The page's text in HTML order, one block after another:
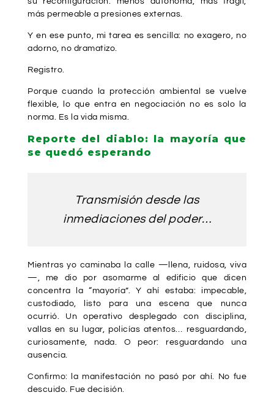
más permeable a presiones externas.
Y en ese punto, mi tarea es sencilla: no exagero, no
adorno, no dramatizo.
Registro.
Porque cuando la protección ambiental se vuelve
flexible, lo que entra en negociación no es solo la
norma. Es la vida misma.
Reporte del diablo: la mayoría que
se quedó esperando
Transmisión desde las
inmediaciones del poder…
Mientras yo caminaba la calle —llena, ruidosa, viva
—, me dio por asomarme al edificio que dicen
concentra la “mayoría”. Y ahí estaba: impecable,
custodiado, listo para una escena que nunca
ocurrió. Un operativo desplegado con disciplina,
vallas en su lugar, policías atentos… resguardando,
curiosamente, nada. O peor: resguardando una
ausencia.
Confirmo: la manifestación no pasó por ahí. No fue
descuido. Fue decisión.